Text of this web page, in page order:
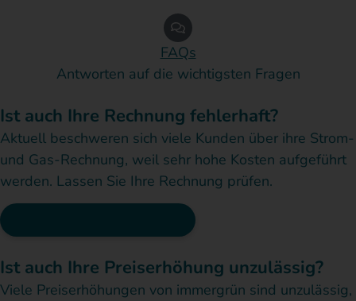
FAQs
Antworten auf die wichtigsten Fragen
Ist auch Ihre Rechnung fehlerhaft?
Aktuell beschweren sich viele Kunden über ihre Strom-
und Gas-Rechnung, weil sehr hohe Kosten aufgeführt
werden. Lassen Sie Ihre Rechnung prüfen.
Ist auch Ihre Preiserhöhung unzulässig?
Viele Preiserhöhungen von immergrün sind unzulässig,